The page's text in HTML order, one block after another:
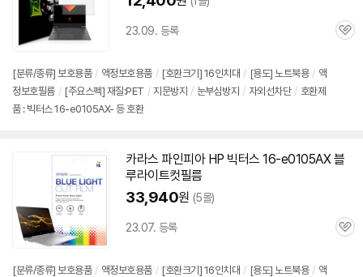
23.09. 등록
관
[분류/종류] 보호용품 / 액정보호용품 / [호환크기] 16인치대 / [용도] 노트북용 / 액
정보호필름 / [주요스펙] 재질:PET / 지문방지 / 눈부심방지 / 자외선차단 / 호환제
품 : 빅터스 16-e0105AX- 등 호환
카라스 파인피아 HP 빅터스 16-e0105AX블
루라이트컷필름
33,940원 (5몰)
23.07. 등록
관
[분류/종류] 보호용품 / 액정보호용품 / [호환크기] 16인치대 / [용도] 노트북용 / 액